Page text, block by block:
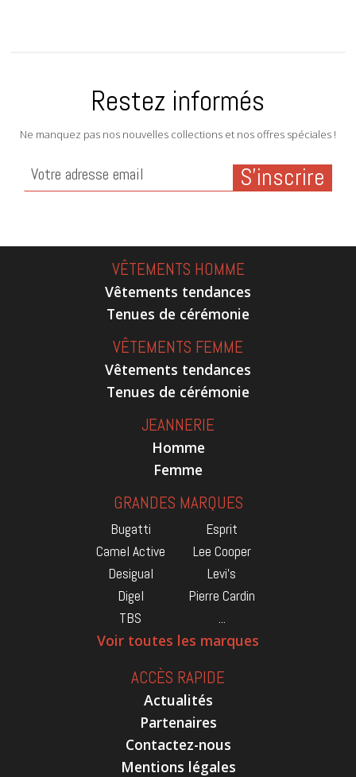
Restez informés
Ne manquez pas nos nouvelles collections et nos offres spéciales !
VÊTEMENTS HOMME
Vêtements tendances
Tenues de cérémonie
VÊTEMENTS FEMME
Vêtements tendances
Tenues de cérémonie
JEANNERIE
Homme
Femme
GRANDES MARQUES
Bugatti
Esprit
Camel Active
Lee Cooper
Desigual
Levi's
Digel
Pierre Cardin
TBS
...
Voir toutes les marques
ACCÈS RAPIDE
Actualités
Partenaires
Contactez-nous
Mentions légales